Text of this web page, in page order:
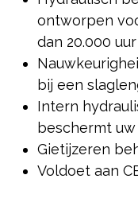
ontworpen
dan 20.000 uur
bij een
Intern
beschermt
Gietijzeren
Voldoet aan